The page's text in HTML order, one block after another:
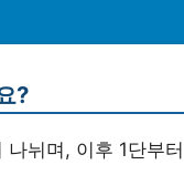
?
뉘며, 이후 1단부